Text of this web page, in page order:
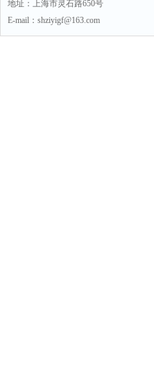
地址：上海市灵石路650号
E-mail：shziyigf@163.com